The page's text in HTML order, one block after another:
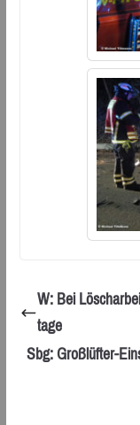
W: Bei
tage
Sbg: Großlüfter-